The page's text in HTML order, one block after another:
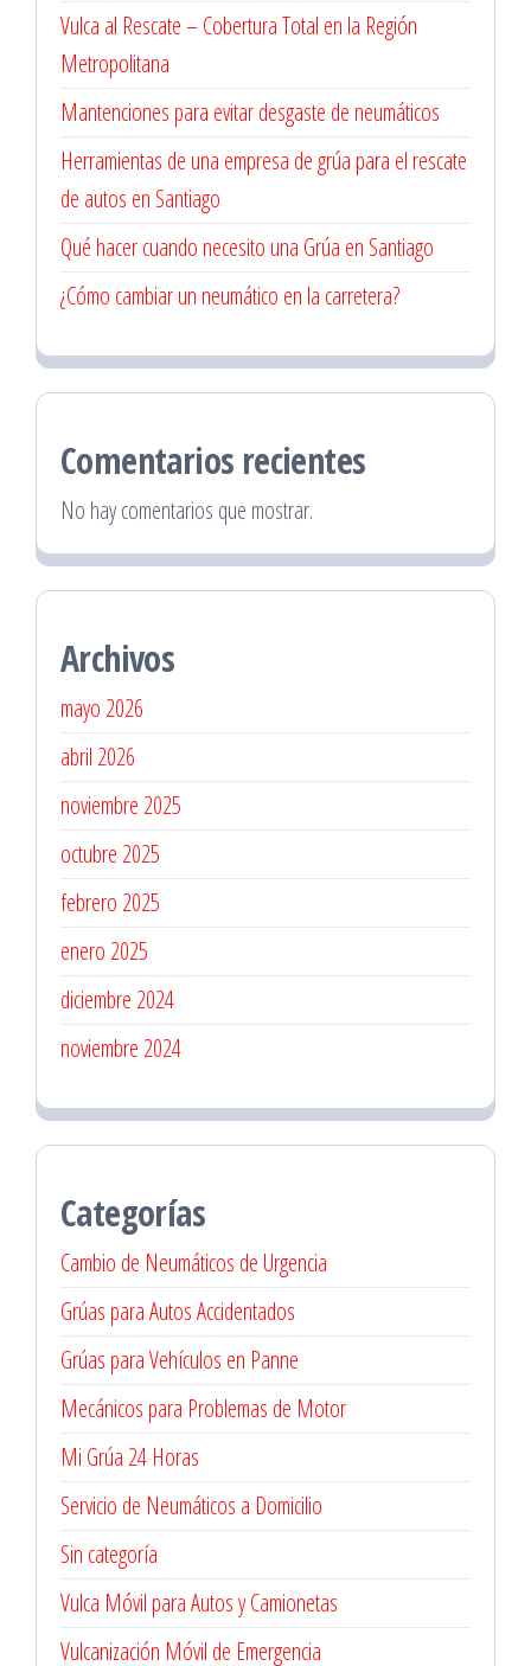
Vulca al Rescate – Cobertura Total en la Región
Metropolitana
Mantenciones para evitar desgaste de neumáticos
Herramientas de una empresa de grúa para el rescate
de autos en Santiago
Qué hacer cuando necesito una Grúa en Santiago
¿Cómo cambiar un neumático en la carretera?
Comentarios recientes
No hay comentarios que mostrar.
Archivos
mayo 2026
abril 2026
noviembre 2025
octubre 2025
febrero 2025
enero 2025
diciembre 2024
noviembre 2024
Categorías
Cambio de Neumáticos de Urgencia
Grúas para Autos Accidentados
Grúas para Vehículos en Panne
Mecánicos para Problemas de Motor
Mi Grúa 24 Horas
Servicio de Neumáticos a Domicilio
Sin categoría
Vulca Móvil para Autos y Camionetas
Vulcanización Móvil de Emergencia